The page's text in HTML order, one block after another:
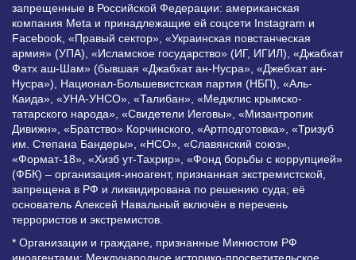
запрещенные в Российской Федерации: американская
компания Meta и принадлежащие ей соцсети Instagram и
Facebook, «Правый сектор», «Украинская повстанческая
армия» (УПА), «Исламское государство» (ИГ, ИГИЛ), «Джабхат
Фатх аш-Шам» (бывшая «Джабхат ан-Нусра», «Джебхат ан-
Нусра»), Национал-Большевистская партия (НБП), «Аль-
Каида», «УНА-УНСО», «Талибан», «Меджлис крымско-
татарского народа», «Свидетели Иеговы», «Мизантропик
Дивижн», «Братство» Корчинского, «Артподготовка», «Тризуб
им. Степана Бандеры», «НСО», «Славянский союз»,
«Формат-18», «Хизб ут-Тахрир», «Фонд борьбы с коррупцией»
(ФБК) – организация-иноагент, признанная экстремистской,
запрещена в РФ и ликвидирована по решению суда; её
основатель Алексей Навальный включён в перечень
террористов и экстремистов.
* Организации и граждане, признанные Минюстом РФ
иноагентами: Международное историко-просветительское,